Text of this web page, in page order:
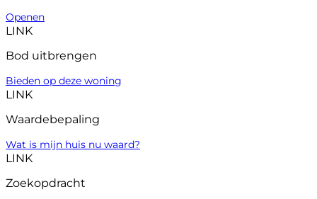
Openen
LINK
Bod uitbrengen
Bieden op deze woning
LINK
Waardebepaling
Wat is mijn huis nu waard?
LINK
Zoekopdracht